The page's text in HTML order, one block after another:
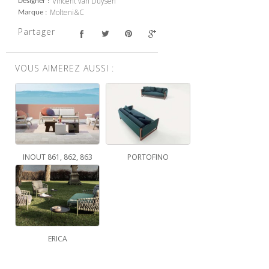
Marque Molteni&C
Partager
VOUS AIMEREZ AUSSI :
INOUT 861, 862, 863 PORTOFINO
ERICA